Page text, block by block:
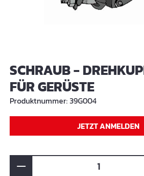
SCHRAUB -
FÜR GERÜSTE
Produktnummer:39G004
JETZT ANMELDEN